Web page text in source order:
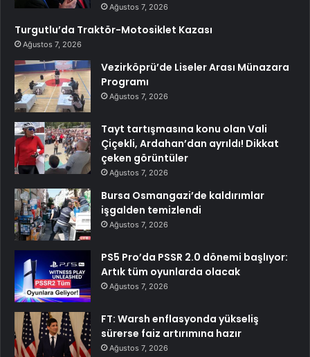
Ağustos 7, 2026
Turgutlu’da Traktör-Motosiklet Kazası
Ağustos 7, 2026
Vezirköprü’de Liseler Arası Münazara
Programı
Ağustos 7, 2026
Tayt tartışmasına konu olan Vali
Çiçekli, Ardahan’dan ayrıldı! Dikkat
çeken görüntüler
Ağustos 7, 2026
Bursa Osmangazi’de kaldırımlar
işgalden temizlendi
Ağustos 7, 2026
PS5 Pro’da PSSR 2.0 dönemi başlıyor:
Artık tüm oyunlarda olacak
Ağustos 7, 2026
FT: Warsh enflasyonda yükseliş
sürerse faiz artırımına hazır
Ağustos 7, 2026